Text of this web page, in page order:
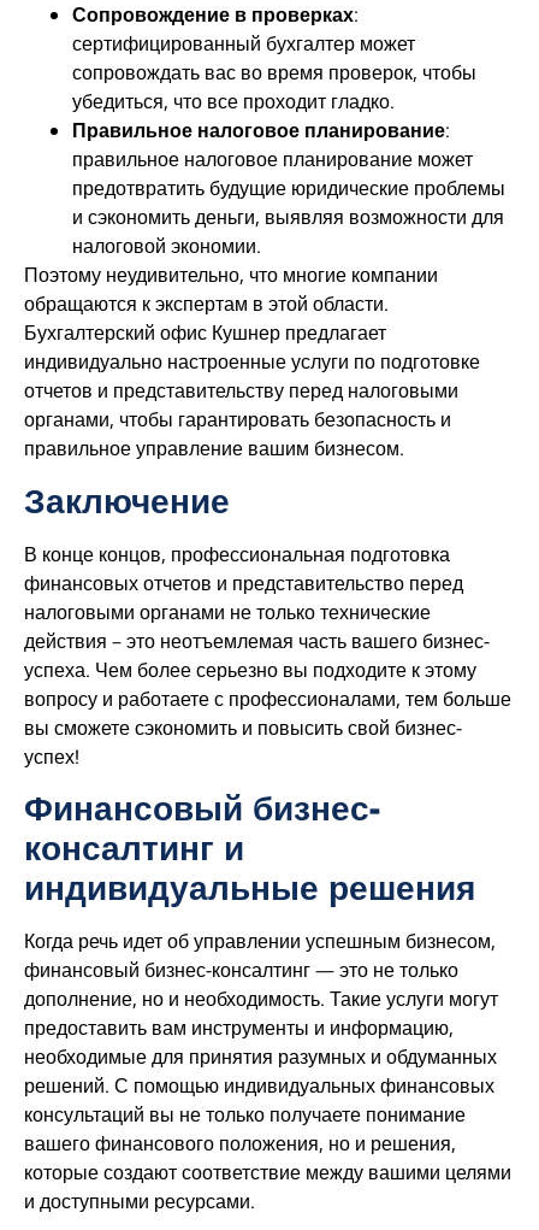
Сопровождение в проверках:
сертифицированный бухгалтер может
сопровождать вас во время проверок, чтобы
убедиться, что все проходит гладко.
Правильное налоговое планирование:
правильное налоговое планирование может
предотвратить будущие юридические проблемы
и сэкономить деньги, выявляя возможности для
налоговой экономии.
Поэтому неудивительно, что многие компании
обращаются к экспертам в этой области.
Бухгалтерский офис Кушнер предлагает
индивидуально настроенные услуги по подготовке
отчетов и представительству перед налоговыми
органами, чтобы гарантировать безопасность и
правильное управление вашим бизнесом.
Заключение
В конце концов, профессиональная подготовка
финансовых отчетов и представительство перед
налоговыми органами не только технические
действия – это неотъемлемая часть вашего бизнес-
успеха. Чем более серьезно вы подходите к этому
вопросу и работаете с профессионалами, тем больше
вы сможете сэкономить и повысить свой бизнес-
успех!
Финансовый бизнес-
консалтинг и
индивидуальные решения
Когда речь идет об управлении успешным бизнесом,
финансовый бизнес-консалтинг — это не только
дополнение, но и необходимость. Такие услуги могут
предоставить вам инструменты и информацию,
необходимые для принятия разумных и обдуманных
решений. С помощью индивидуальных финансовых
консультаций вы не только получаете понимание
вашего финансового положения, но и решения,
которые создают соответствие между вашими целями
и доступными ресурсами.